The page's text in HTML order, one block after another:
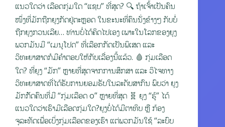
ແນວໃດວ່າ ເລືອດກຸ່ມໃດ “ແຊບ” ທີ່ສຸດ? 🔍 ຖ້າເຈົ້າເປັນຄົນ
ໜຶ່ງທີ່ມັກຖືກຍຸງກັດຢູ່ຕະຫຼອດ ໃນຂະນະທີ່ຄົນນັ່ງຂ້າງໆ ກັບບໍ່
ຖືກຍຸງກວນເລີຍ… ທ່ານບໍ່ໄດ້ຄິດໄປເອງ ເພາະໃນໂລກຂອງຍຸງ
ພວກມັນມີ “ເມນູໂປດ” ທີ່ເລືອກກັດເປັນພິເສດ ແລະ
ວິທະຍາສາດກໍມີຄຳຕອບໃຫ້ກັບເລື່ອງນີ້ແລ້ວ. 🩸 ກຸ່ມເລືອດ
ໃດ? ທີ່ຍຸງ “ມັກ” ຫຼາຍທີ່ສຸດຈາກການສຶກສາ ແລະ ວິໄຈທາງ
ວິທະຍາສາດທີ່ໄດ້ຮັບການຍອມຮັບໃນລະດັບສາກົນ ພົບວ່າ ຍຸງ
ມັກກັັດຄົນທີ່ມີ “ກຸ່ມເລືອດ o” ຫຼາຍທີ່ສຸດ 🧬 ຍຸງ “ຮູ້” ໄດ້
ແນວໃດວ່າເຮົາມີເລືອດກຸ່ມໃດ?ຍຸງບໍ່ໄດ້ມີຕາທິບ ຫຼື ກ້ອງ
ຈຸລະທັດເພື່ອເບິ່ງກຸ່ມເລືອດຂອງເຮົາ ແຕ່ພວກມັນໃຊ້ “ລະບົບ